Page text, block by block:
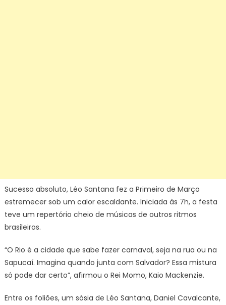
Sucesso absoluto, Léo Santana fez a Primeiro de Março
estremecer sob um calor escaldante. Iniciada às 7h, a festa
teve um repertório cheio de músicas de outros ritmos
brasileiros.
“O Rio é a cidade que sabe fazer carnaval, seja na rua ou na
Sapucaí. Imagina quando junta com Salvador? Essa mistura
só pode dar certo”, afirmou o Rei Momo, Kaio Mackenzie.
Entre os foliões, um sósia de Léo Santana, Daniel Cavalcante,